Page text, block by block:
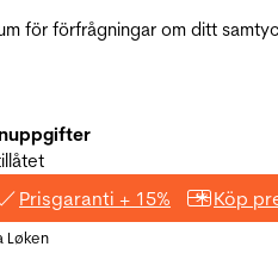
för förfrågningar om ditt
Prisgaranti + 15% Köp
Løken